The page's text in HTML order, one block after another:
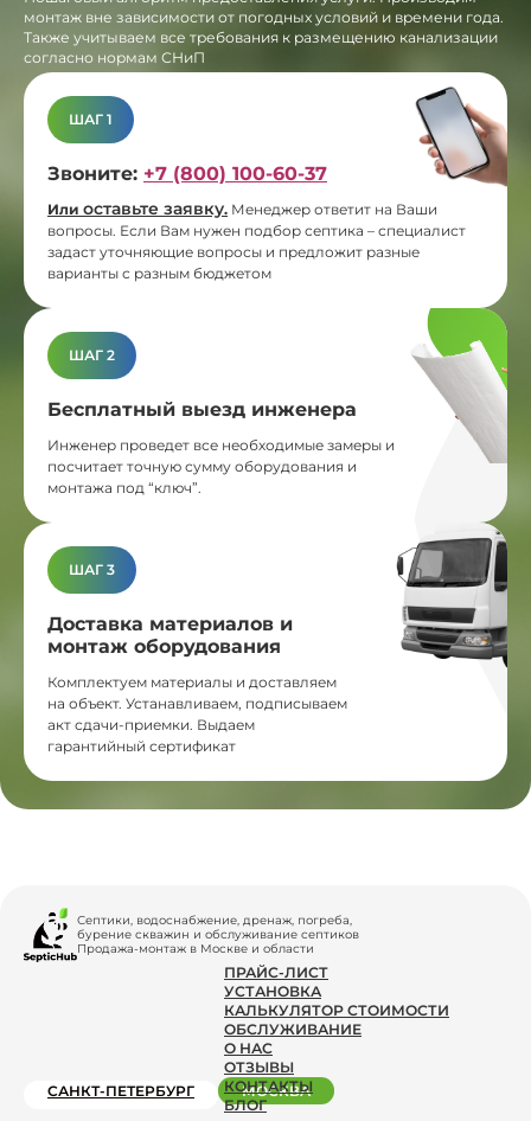
монтаж вне зависимости от погодных условий и времени года.
Также учитываем все требования к размещению канализации
согласно нормам СНиП
ШАГ 1
Звоните: +7 (800) 100-60-37
Или оставьте заявку. Менеджер ответит на Ваши
вопросы. Если Вам нужен подбор септика – специалист
задаст уточняющие вопросы и предложит разные
варианты с разным бюджетом
ШАГ 2
Бесплатный выезд инженера
Инженер проведет все необходимые замеры и
посчитает точную сумму оборудования и
монтажа под “ключ”.
ШАГ 3
Доставка материалов и
монтаж оборудования
Комплектуем материалы и доставляем
на объект. Устанавливаем, подписываем
акт сдачи-приемки. Выдаем
гарантийный сертификат
Септики, водоснабжение, дренаж, погреба,
бурение скважин и обслуживание септиков
Продажа-монтаж в Москве и области
ПРАЙС-ЛИСТ
УСТАНОВКА
КАЛЬКУЛЯТОР СТОИМОСТИ
ОБСЛУЖИВАНИЕ
О НАС
ОТЗЫВЫ
КОНТАКТЫ
БЛОГ
САНКТ-ПЕТЕРБУРГ МОСКВА